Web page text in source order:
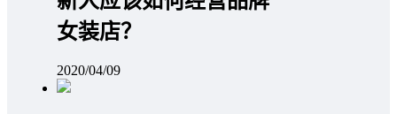
女装店？
2020/04/09